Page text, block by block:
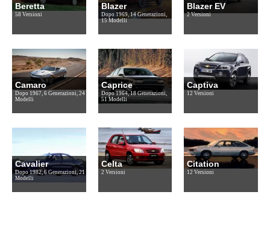
Beretta
58 Versioni
Blazer
Dopo 1969, 14 Generazioni,
15 Modelli
Blazer EV
2 Versioni
Camaro
Dopo 1967, 6 Generazioni, 24
Modelli
Caprice
Dopo 1964, 18 Generazioni,
51 Modelli
Captiva
12 Versioni
Cavalier
Dopo 1982, 6 Generazioni, 21
Modelli
Celta
2 Versioni
Citation
12 Versioni